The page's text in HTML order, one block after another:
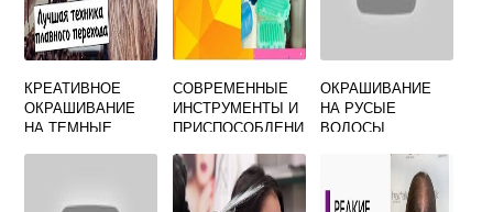
КРЕАТИВНОЕ
ОКРАШИВАНИЕ
НА ТЕМНЫЕ
СОВРЕМЕННЫЕ
ИНСТРУМЕНТЫ И
ПРИСПОСОБЛЕНИ
ОКРАШИВАНИЯ
ВОЛОС
ОКРАШИВАНИЕ
НА РУСЫЕ
ВОЛОСЫ